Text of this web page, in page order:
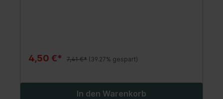
4,50 €* 7,41 €* (39.27% gespart)
In den Warenkorb